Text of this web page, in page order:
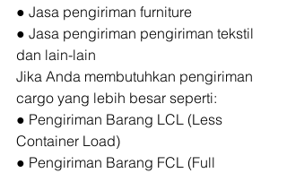
● Jasa pengiriman furniture
● Jasa pengiriman pengiriman tekstil
dan lain-lain
Jika Anda membutuhkan pengiriman
cargo yang lebih besar seperti:
● Pengiriman Barang LCL (Less
Container Load)
● Pengiriman Barang FCL (Full